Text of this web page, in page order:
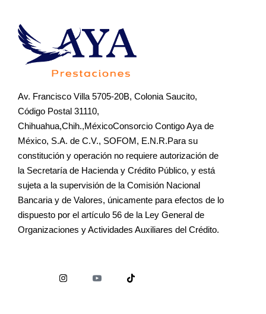
Av. Francisco Villa 5705-20B, Colonia Saucito,
Código Postal 31110,
Chihuahua,Chih.,MéxicoConsorcio Contigo Aya de
México, S.A. de C.V., SOFOM, E.N.R.Para su
constitución y operación no requiere autorización de
la Secretaría de Hacienda y Crédito Público, y está
sujeta a la supervisión de la Comisión Nacional
Bancaria y de Valores, únicamente para efectos de lo
dispuesto por el artículo 56 de la Ley General de
Organizaciones y Actividades Auxiliares del Crédito.